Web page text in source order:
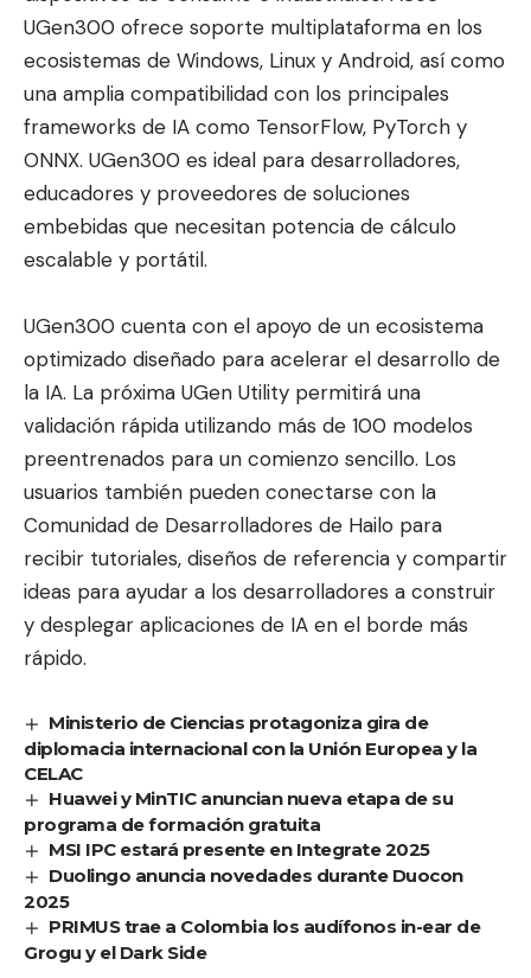
UGen300 ofrece soporte multiplataforma en los
ecosistemas de Windows, Linux y Android, así como
una amplia compatibilidad con los principales
frameworks de IA como TensorFlow, PyTorch y
ONNX. UGen300 es ideal para desarrolladores,
educadores y proveedores de soluciones
embebidas que necesitan potencia de cálculo
escalable y portátil.
UGen300 cuenta con el apoyo de un ecosistema
optimizado diseñado para acelerar el desarrollo de
la IA. La próxima UGen Utility permitirá una
validación rápida utilizando más de 100 modelos
preentrenados para un comienzo sencillo. Los
usuarios también pueden conectarse con la
Comunidad de Desarrolladores de Hailo para
recibir tutoriales, diseños de referencia y compartir
ideas para ayudar a los desarrolladores a construir
y desplegar aplicaciones de IA en el borde más
rápido.
Ministerio de Ciencias protagoniza gira de
diplomacia internacional con la Unión Europea y la
CELAC
Huawei y MinTIC anuncian nueva etapa de su
programa de formación gratuita
MSI IPC estará presente en Integrate 2025
Duolingo anuncia novedades durante Duocon
2025
PRIMUS trae a Colombia los audífonos in-ear de
Grogu y el Dark Side